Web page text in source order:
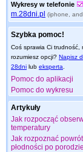
Wykresy w telefonie
m.28dni.pl (iphone,
Szybka pomoc!
Coś sprawia Ci trudność,
rozumiesz opcji? Napisz
28dni lub eksperta
Pomoc do aplikacji
Pomoc do wykresu
Artykuły
Jak rozpocząć
temperatury
Jak rozpoznać
płodności po porodzie